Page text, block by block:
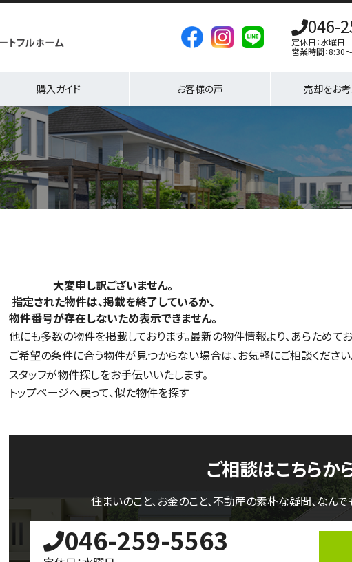
046-
定休日：水曜日
営業時間：8:30
購入ガイド お客様の声 売却をお
大変申し訳ございません。
指定された物件は、掲載を終了しているか、
物件番号が存在しないため表示できません。
他にも多数の物件を掲載しております。最新の物件情報より、あらためてお
ご希望の条件に合う物件が見つからない場合は、お気軽にご相談ください
スタッフが物件探しをお手伝いいたします。
トップページへ戻って、似た物件を探す
ご相談はこちらか
住まいのこと、お金のこと、不動産の素朴な疑問、なんで
046-259-5563